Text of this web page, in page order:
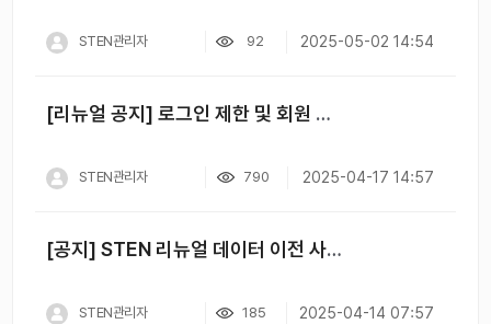
STEN관리자 92 2025-05-02 14:54
[리뉴얼 공지] 로그인 제한 및 회원 계정 변경 안내
STEN관리자 790 2025-04-17 14:57
[공지] STEN 리뉴얼 데이터 이전 사전 안내
STEN관리자 185 2025-04-14 07:57